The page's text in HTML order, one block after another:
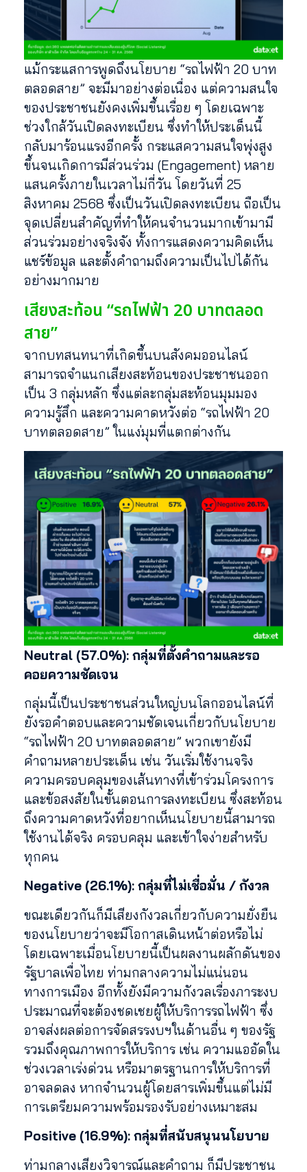
แม้กระแสการพูดถึงนโยบาย “รถไฟฟ้า 20 บาท
ตลอดสาย” จะมีมาอย่างต่อเนื่อง แต่ความสนใจ
ของประชาชนยังคงเพิ่มขึ้นเรื่อย ๆ โดยเฉพาะ
ช่วงใกล้วันเปิดลงทะเบียน ซึ่งทำให้ประเด็นนี้
กลับมาร้อนแรงอีกครั้ง กระแสความสนใจพุ่งสูง
ขึ้นจนเกิดการมีส่วนร่วม (Engagement) หลาย
แสนครั้งภายในเวลาไม่กี่วัน โดยวันที่ 25
สิงหาคม 2568 ซึ่งเป็นวันเปิดลงทะเบียน ถือเป็น
จุดเปลี่ยนสำคัญที่ทำให้คนจำนวนมากเข้ามามี
ส่วนร่วมอย่างจริงจัง ทั้งการแสดงความคิดเห็น
แชร์ข้อมูล และตั้งคำถามถึงความเป็นไปได้กัน
อย่างมากมาย
เสียงสะท้อน “รถไฟฟ้า 20 บาทตลอด
สาย”
จากบทสนทนาที่เกิดขึ้นบนสังคมออนไลน์
สามารถจำแนกเสียงสะท้อนของประชาชนออก
เป็น 3 กลุ่มหลัก ซึ่งแต่ละกลุ่มสะท้อนมุมมอง
ความรู้สึก และความคาดหวังต่อ “รถไฟฟ้า 20
บาทตลอดสาย” ในแง่มุมที่แตกต่างกัน
Neutral (57.0%): กลุ่มที่ตั้งคำถามและรอ
คอยความชัดเจน
กลุ่มนี้เป็นประชาชนส่วนใหญ่บนโลกออนไลน์ที่
ยังรอคำตอบและความชัดเจนเกี่ยวกับนโยบาย
“รถไฟฟ้า 20 บาทตลอดสาย” พวกเขายังมี
คำถามหลายประเด็น เช่น วันเริ่มใช้งานจริง
ความครอบคลุมของเส้นทางที่เข้าร่วมโครงการ
และข้อสงสัยในขั้นตอนการลงทะเบียน ซึ่งสะท้อน
ถึงความคาดหวังที่อยากเห็นนโยบายนี้สามารถ
ใช้งานได้จริง ครอบคลุม และเข้าใจง่ายสำหรับ
ทุกคน
Negative (26.1%): กลุ่มที่ไม่เชื่อมั่น / กังวล
ขณะเดียวกันก็มีเสียงกังวลเกี่ยวกับความยั่งยืน
ของนโยบายว่าจะมีโอกาสเดินหน้าต่อหรือไม่
โดยเฉพาะเมื่อนโยบายนี้เป็นผลงานผลักดันของ
รัฐบาลเพื่อไทย ท่ามกลางความไม่แน่นอน
ทางการเมือง อีกทั้งยังมีความกังวลเรื่องภาระงบ
ประมาณที่จะต้องชดเชยผู้ให้บริการรถไฟฟ้า ซึ่ง
อาจส่งผลต่อการจัดสรรงบฯในด้านอื่น ๆ ของรัฐ
รวมถึงคุณภาพการให้บริการ เช่น ความแออัดใน
ช่วงเวลาเร่งด่วน หรือมาตรฐานการให้บริการที่
อาจลดลง หากจำนวนผู้โดยสารเพิ่มขึ้นแต่ไม่มี
การเตรียมความพร้อมรองรับอย่างเหมาะสม
Positive (16.9%): กลุ่มที่สนับสนุนนโยบาย
ท่ามกลางเสียงวิจารณ์และคำถาม ก็มีประชาชน